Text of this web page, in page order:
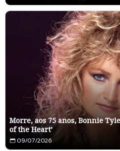
Morre, aos 75 anos, Bonnie
of the Heart’
09/07/2026